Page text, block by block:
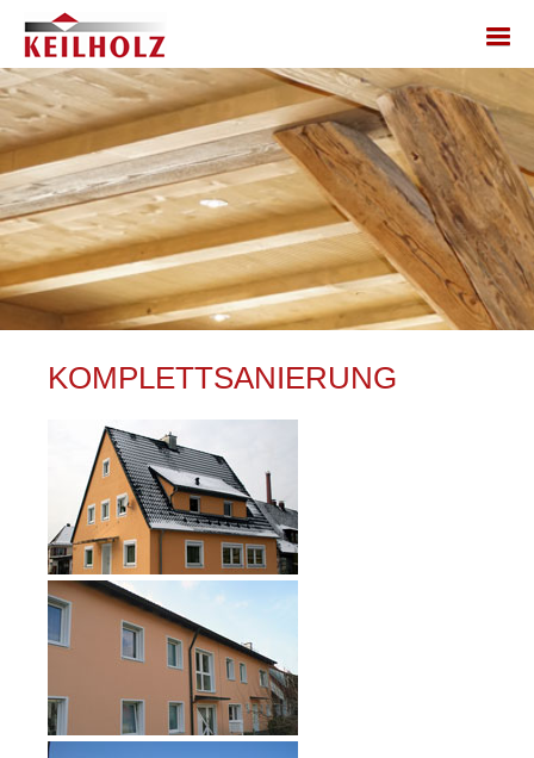
KOMPLETTSANIERUNG